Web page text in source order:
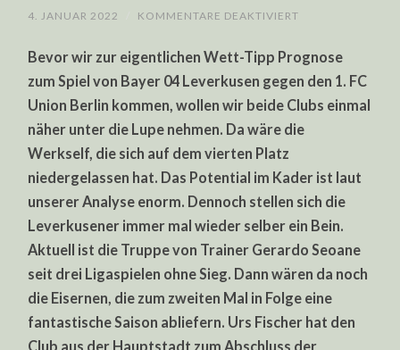
4. JANUAR 2022 KOMMENTARE DEAKTIVIERT
LEVERKUSEN
–
1.
UNION
WETT-
Bevor wir zur eigentlichen Wett-Tipp Prognose
zum Spiel von Bayer 04 Leverkusen gegen den 1. FC
Union Berlin kommen, wollen wir beide Clubs einmal
näher unter die Lupe nehmen. Da wäre die
Werkself, die sich auf dem vierten Platz
niedergelassen hat. Das Potential im Kader ist laut
unserer Analyse enorm. Dennoch stellen sich die
Leverkusener immer mal wieder selber ein Bein.
Aktuell ist die Truppe von Trainer Gerardo Seoane
seit drei Ligaspielen ohne Sieg. Dann wären da noch
die Eisernen, die zum zweiten Mal in Folge eine
fantastische Saison abliefern. Urs Fischer hat den
Club aus der Hauptstadt zum Abschluss der